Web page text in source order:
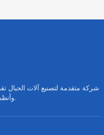
شركة متقدمة لتصنيع آلات الحبال